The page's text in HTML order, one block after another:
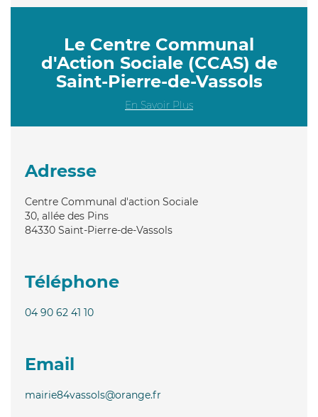
Le Centre Communal
d'Action Sociale (CCAS) de
Saint-Pierre-de-Vassols
En Savoir Plus
Adresse
Centre Communal d'action Sociale
30, allée des Pins
84330 Saint-Pierre-de-Vassols
Téléphone
04 90 62 41 10
Email
mairie84vassols@orange.fr